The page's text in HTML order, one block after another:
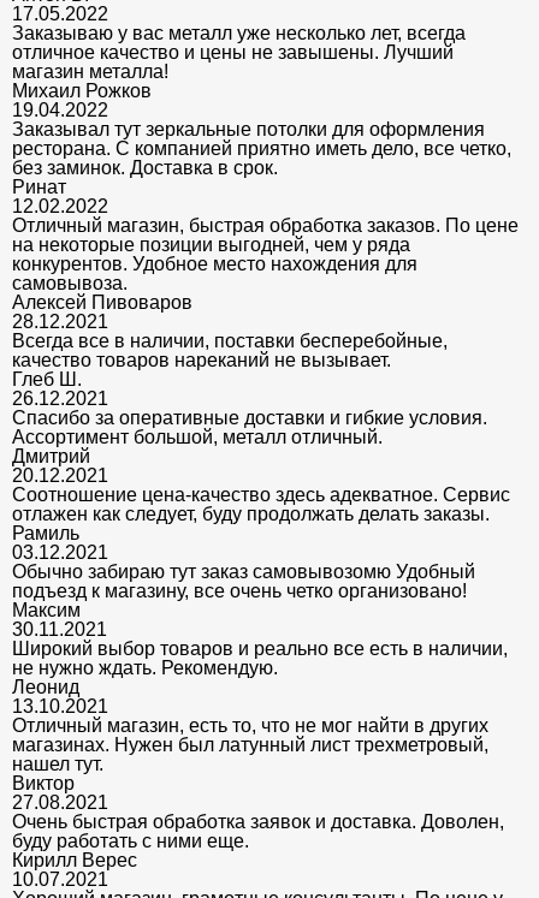
17.05.2022
Заказываю у вас металл уже несколько лет, всегда
отличное качество и цены не завышены. Лучший
магазин металла!
Михаил Рожков
19.04.2022
Заказывал тут зеркальные потолки для оформления
ресторана. С компанией приятно иметь дело, все четко,
без заминок. Доставка в срок.
Ринат
12.02.2022
Отличный магазин, быстрая обработка заказов. По цене
на некоторые позиции выгодней, чем у ряда
конкурентов. Удобное место нахождения для
самовывоза.
Алексей Пивоваров
28.12.2021
Всегда все в наличии, поставки бесперебойные,
качество товаров нареканий не вызывает.
Глеб Ш.
26.12.2021
Спасибо за оперативные доставки и гибкие условия.
Ассортимент большой, металл отличный.
Дмитрий
20.12.2021
Соотношение цена-качество здесь адекватное. Сервис
отлажен как следует, буду продолжать делать заказы.
Рамиль
03.12.2021
Обычно забираю тут заказ самовывозомю Удобный
подъезд к магазину, все очень четко организовано!
Максим
30.11.2021
Широкий выбор товаров и реально все есть в наличии,
не нужно ждать. Рекомендую.
Леонид
13.10.2021
Отличный магазин, есть то, что не мог найти в других
магазинах. Нужен был латунный лист трехметровый,
нашел тут.
Виктор
27.08.2021
Очень быстрая обработка заявок и доставка. Доволен,
буду работать с ними еще.
Кирилл Верес
10.07.2021